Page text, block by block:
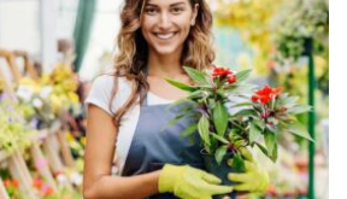
READ MORE